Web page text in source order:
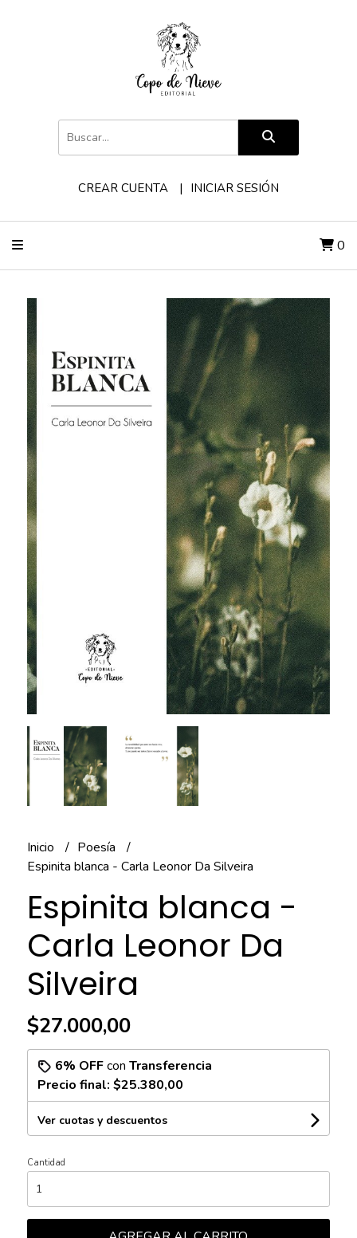
CREAR CUENTA INICIAR SESIÓN
0
Inicio
Poesía
Espinita blanca - Carla Leonor Da Silveira
Espinita blanca -
Carla Leonor Da
Silveira
$27.000,00
6% OFFcon Transferencia
Precio final: $25.380,00
Ver cuotas y descuentos
Cantidad